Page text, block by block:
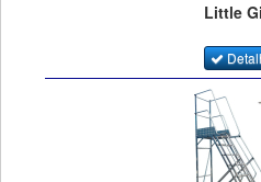
Little